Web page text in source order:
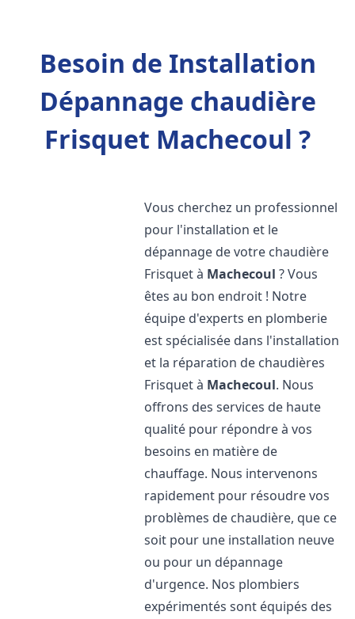
Besoin de Installation
Dépannage chaudière
Frisquet Machecoul ?
Vous cherchez un professionnel
pour l'installation et le
dépannage de votre chaudière
Frisquet à Machecoul ? Vous
êtes au bon endroit ! Notre
équipe d'experts en plomberie
est spécialisée dans l'installation
et la réparation de chaudières
Frisquet à Machecoul. Nous
offrons des services de haute
qualité pour répondre à vos
besoins en matière de
chauffage. Nous intervenons
rapidement pour résoudre vos
problèmes de chaudière, que ce
soit pour une installation neuve
ou pour un dépannage
d'urgence. Nos plombiers
expérimentés sont équipés des